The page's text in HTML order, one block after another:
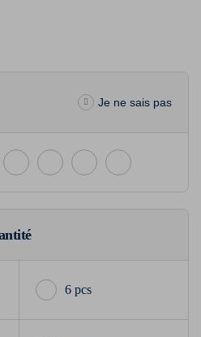
Je ne sais pas
6 pcs